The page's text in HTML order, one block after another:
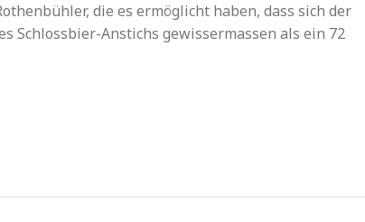
die es ermöglicht haben, dass sich der
Schlossbier-Anstichs gewissermassen als ein 72